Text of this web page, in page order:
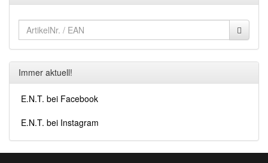
Immer aktuell!
E.N.T. bei Facebook
E.N.T. bei Instagram